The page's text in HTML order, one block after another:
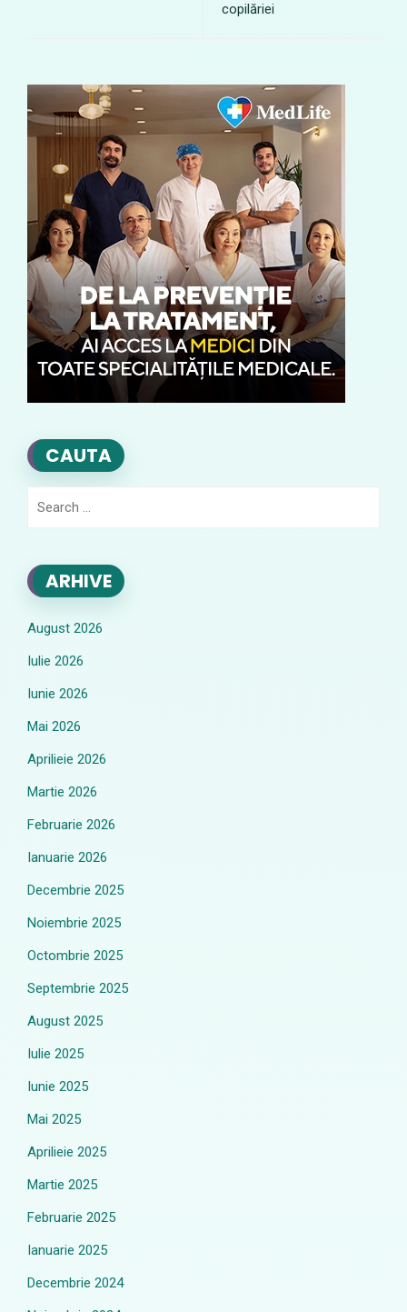
copilăriei
CAUTA
ARHIVE
August 2026
Iulie 2026
Iunie 2026
Mai 2026
Aprilieie 2026
Martie 2026
Februarie 2026
Ianuarie 2026
Decembrie 2025
Noiembrie 2025
Octombrie 2025
Septembrie 2025
August 2025
Iulie 2025
Iunie 2025
Mai 2025
Aprilieie 2025
Martie 2025
Februarie 2025
Ianuarie 2025
Decembrie 2024